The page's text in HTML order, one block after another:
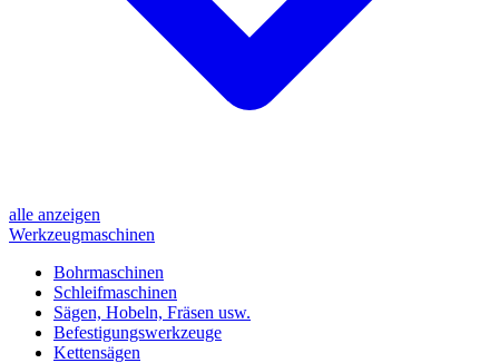
alle anzeigen
Werkzeugmaschinen
Bohrmaschinen
Schleifmaschinen
Sägen, Hobeln, Fräsen usw.
Befestigungswerkzeuge
Kettensägen